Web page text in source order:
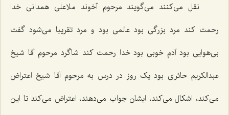
نقل می‌کنند می‌گویند مرحوم آخوند ملاعلی همدانی خدا
رحمت کند مرد بزرگی بود عالمی بود و مرد تقریبا می‌شود گفت
بی‌هوایی بود آدم خوبی بود خدا رحمت کند شاگرد مرحوم آقا شیخ
عبدالکریم حائری بود یک روز در درس به مرحوم آقا شیخ اعتراض
می‌کند، اشکال می‌کند، ایشان جواب می‌دهند، اعتراض می‌کند تا این